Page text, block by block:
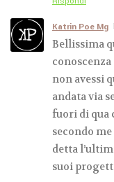
Katrin Poe Mg
Bellissima
non avessi
andata via
fuori di qua
secondo
detta
suoi